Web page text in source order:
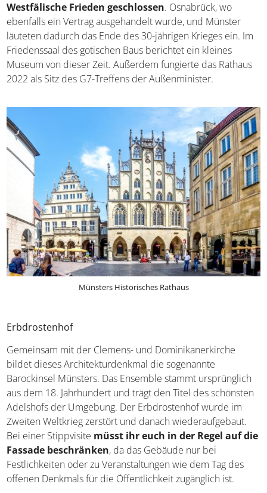
Westfälische Frieden geschlossen. Osnabrück, wo
ebenfalls ein Vertrag ausgehandelt wurde, und Münster
läuteten dadurch das Ende des 30-jährigen Krieges ein. Im
Friedenssaal des gotischen Baus berichtet ein kleines
Museum von dieser Zeit. Außerdem fungierte das Rathaus
2022 als Sitz des G7-Treffens der Außenminister.
Münsters Historisches Rathaus
Erbdrostenhof
Gemeinsam mit der Clemens- und Dominikanerkirche
bildet dieses Architekturdenkmal die sogenannte
Barockinsel Münsters. Das Ensemble stammt ursprünglich
aus dem 18. Jahrhundert und trägt den Titel des schönsten
Adelshofs der Umgebung. Der Erbdrostenhof wurde im
Zweiten Weltkrieg zerstört und danach wiederaufgebaut.
Bei einer Stippvisite müsst ihr euch in der Regel auf die
Fassade beschränken, da das Gebäude nur bei
Festlichkeiten oder zu Veranstaltungen wie dem Tag des
offenen Denkmals für die Öffentlichkeit zugänglich ist.